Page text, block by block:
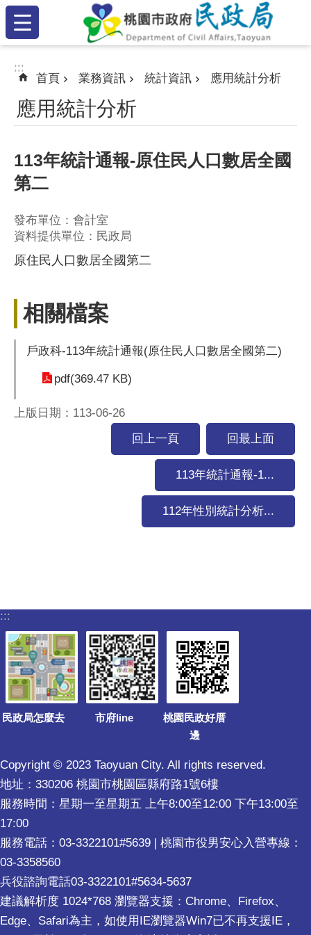
跳到主要內容區塊
:::
:::
:::
首頁 業務資訊 統計資訊 應用統計分析
應用統計分析
113年統計通報-原住民人口數居全國
第二
發布單位：會計室
資料提供單位：民政局
原住民人口數居全國第二
相關檔案
戶政科-113年統計通報(原住民人口數居全國第二)
pdf(369.47 KB)
上版日期：113-06-26
回上一頁
回最上面
113年統計通報-1...
112年性別統計分析...
:::
民政局怎麼去 市府line
桃園民政好厝
邊
Copyright © 2023 Taoyuan City. All rights reserved.
地址：330206 桃園市桃園區縣府路1號6樓
服務時間：星期一至星期五 上午8:00至12:00 下午13:00至
17:00
服務電話：03-3322101#5639 | 桃園市役男安心入營專線：
03-3358560
兵役諮詢電話03-3322101#5634-5637
建議解析度 1024*768 瀏覽器支援：Chrome、Firefox、
Edge、Safari為主，如使用IE瀏覽器Win7已不再支援IE，